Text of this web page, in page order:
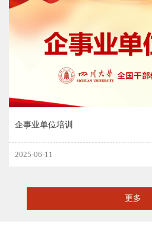
企事业单位培训
2025-06-11
更多